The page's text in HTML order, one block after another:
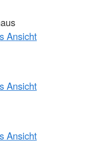
Ansicht
Ansicht
Ansicht